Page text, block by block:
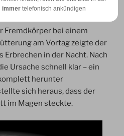
immertelefonisch ankündigen
Fremdkörper bei einem
am Vortag zeigte der
in der Nacht. Nach
Ursache schnell klar – ein
herunter
sich heraus, dass der
im Magen steckte.